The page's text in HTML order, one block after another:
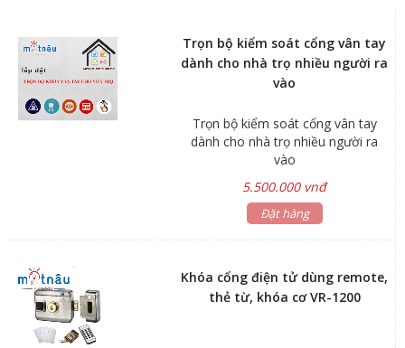
Trọn bộ kiểm soát cổng vân tay
dành cho nhà trọ nhiều người ra
vào
Trọn bộ kiểm soát cổng vân tay
dành cho nhà trọ nhiều người ra
vào
5.500.000 vnđ
Đặt hàng
Khóa cổng điện tử dùng remote,
thẻ từ, khóa cơ VR-1200